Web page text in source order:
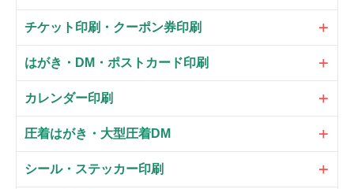
チケット印刷・クーポン券印刷
はがき・DM・ポストカード印刷
カレンダー印刷
圧着はがき・大型圧着DM
シール・ステッカー印刷